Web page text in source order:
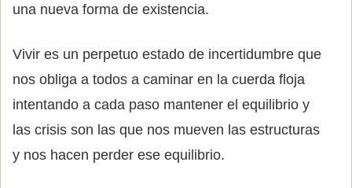
una nueva forma de existencia.
Vivir es un perpetuo estado de incertidumbre que
nos obliga a todos a caminar en la cuerda floja
intentando a cada paso mantener el equilibrio y
las crisis son las que nos mueven las estructuras
y nos hacen perder ese equilibrio.